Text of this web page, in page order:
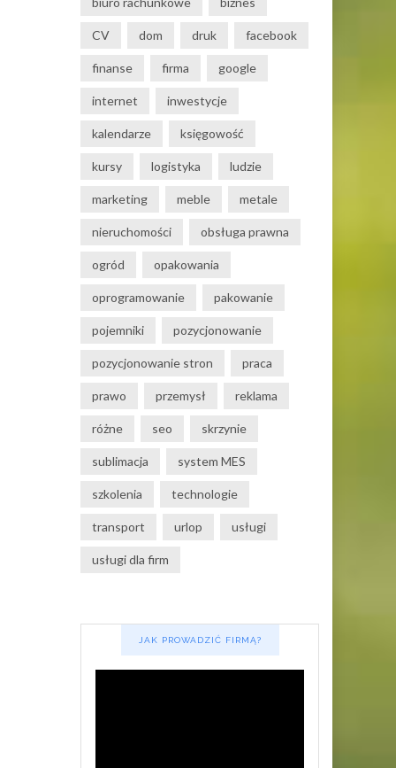
CV dom druk facebook
finanse firma google
internet inwestycje
kalendarze księgowość
kursy logistyka ludzie
marketing meble metale
nieruchomości obsługa prawna
ogród opakowania
oprogramowanie pakowanie
pojemniki pozycjonowanie
pozycjonowanie stron praca
prawo przemysł reklama
różne seo skrzynie
sublimacja system MES
szkolenia technologie
transport urlop usługi
usługi dla firm
JAK PROWADZIĆ FIRMĄ?